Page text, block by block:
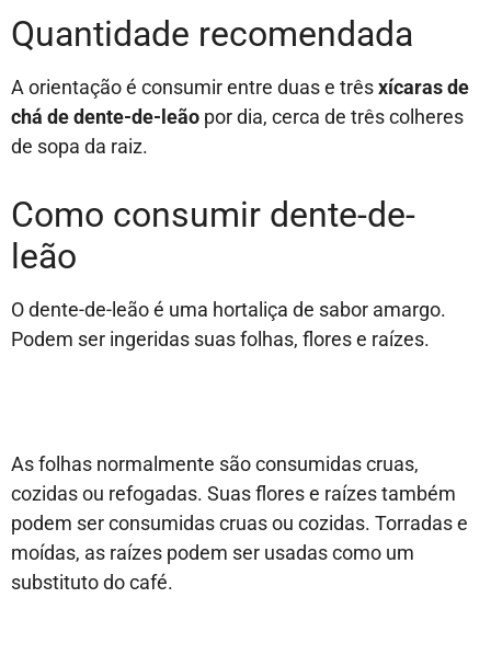
Quantidade recomendada
A orientação é consumir entre duas e trêsxícaras de
chá de dente-de-leão por dia, cerca de três colheres
de sopa da raiz.
Como consumir dente-de-
leão
O dente-de-leão é uma hortaliça de sabor amargo.
Podem ser ingeridas suas folhas, flores e raízes.
As folhas normalmente são consumidas cruas,
cozidas ou refogadas. Suas flores e raízes também
podem ser consumidas cruas ou cozidas. Torradas e
moídas, as raízes podem ser usadas como um
substituto do café.